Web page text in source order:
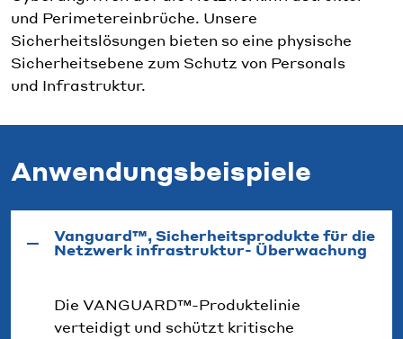
und Perimetereinbrüche. Unsere
Sicherheitslösungen bieten so eine physische
Sicherheitsebene zum Schutz von Personals
und Infrastruktur.
Anwendungsbeispiele
Vanguard™, Sicherheitsprodukte für die
Netzwerk infrastruktur- Überwachung
Die VANGUARD™-Produktelinie
verteidigt und schützt kritische